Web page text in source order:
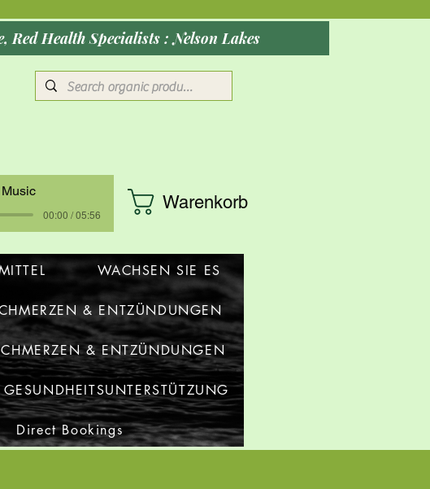
Opening October 2026: Rocky Mountain Wellness Studio : Massage, Red Health Specialists : Nelson Lakes
Warenkorb
00:00 / 05:56
WACHSEN SIE ES
& ENTZÜNDUNGEN
& ENTZÜNDUNGEN
GESUNDHEITSUNTERSTÜTZUNG
Direct Bookings